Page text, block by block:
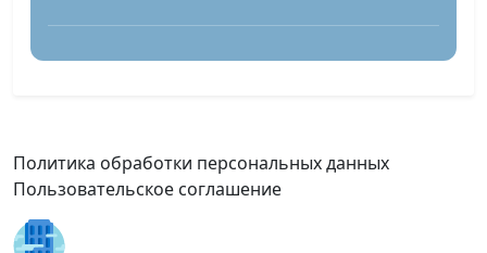
Политика обработки персональных данных
Пользовательское соглашение